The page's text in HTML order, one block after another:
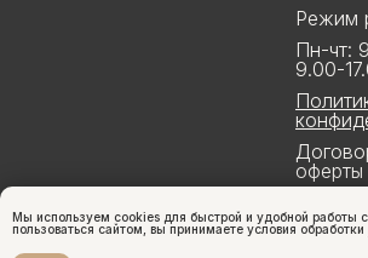
Мы используем cookies для быстрой и удобной работы
пользоваться сайтом, вы принимаете условия обработки
Режим
Пн-чт:
9.00-
оферты